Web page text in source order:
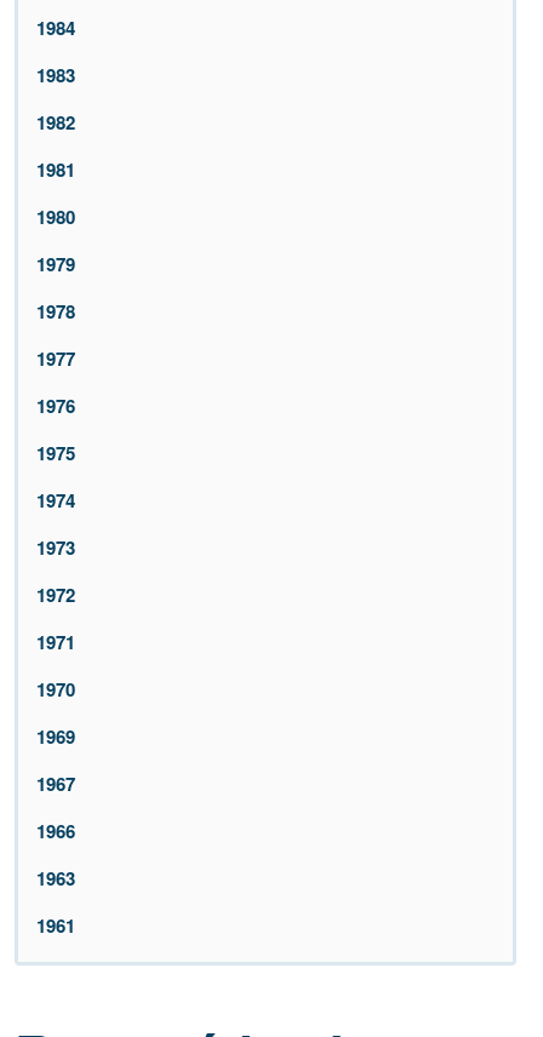
1984
1983
1982
1981
1980
1979
1978
1977
1976
1975
1974
1973
1972
1971
1970
1969
1967
1966
1963
1961